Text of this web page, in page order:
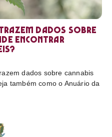
dados sobre
encontrar
dados sobre cannabis
também como o Anuário da